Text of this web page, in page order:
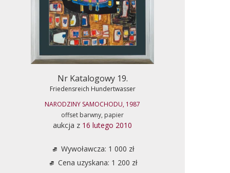
Nr Katalogowy 19.
Friedensreich Hundertwasser
NARODZINY SAMOCHODU, 1987
offset barwny, papier
aukcja z 16 lutego 2010
Wywoławcza: 1 000 zł
Cena uzyskana: 1 200 zł